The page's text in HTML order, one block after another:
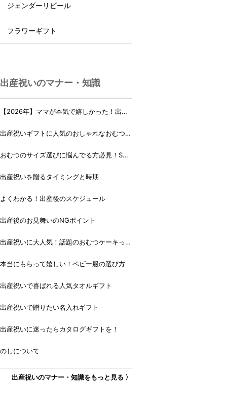
ジェンダーリビール
フラワーギフト
出産祝いのマナー・知識
【2026年】ママが本気で嬉しかった！出産
出産祝いギフトに人気のおしゃれなおむつケ
おむつのサイズ選びに悩んでる方必見！Sサ
出産祝いを贈るタイミングと時期
よくわかる！出産後のスケジュール
出産後のお見舞いのNGポイント
出産祝いに大人気！話題のおむつケーキっ
本当にもらって嬉しい！ベビー服の選び方
出産祝いで喜ばれる人気タオルギフト
出産祝いで贈りたい名入れギフト
出産祝いに迷ったらカタログギフトを！
のしについて
出産祝いのマナー・知識をもっと見る 〉